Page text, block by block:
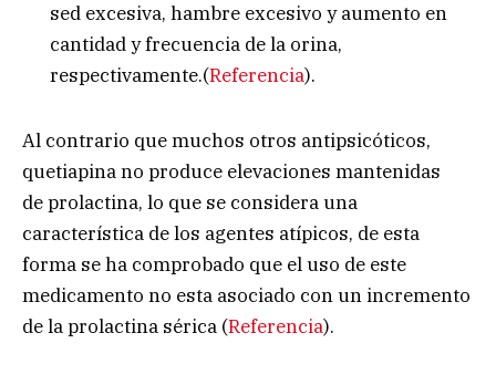
sed excesiva, hambre excesivo y aumento en
cantidad y frecuencia de la orina,
respectivamente.(Referencia).
Al contrario que muchos otros antipsicóticos,
quetiapina no produce elevaciones mantenidas
de prolactina, lo que se considera una
característica de los agentes atípicos, de esta
forma se ha comprobado que el uso de este
medicamento no esta asociado con un incremento
de la prolactina sérica (Referencia).